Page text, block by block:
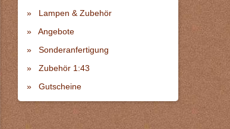
Lampen & Zubehör
Angebote
Sonderanfertigung
Zubehör 1:43
Gutscheine